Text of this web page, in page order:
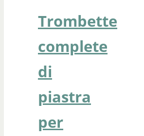
Trombette
complete
di
piastra
per